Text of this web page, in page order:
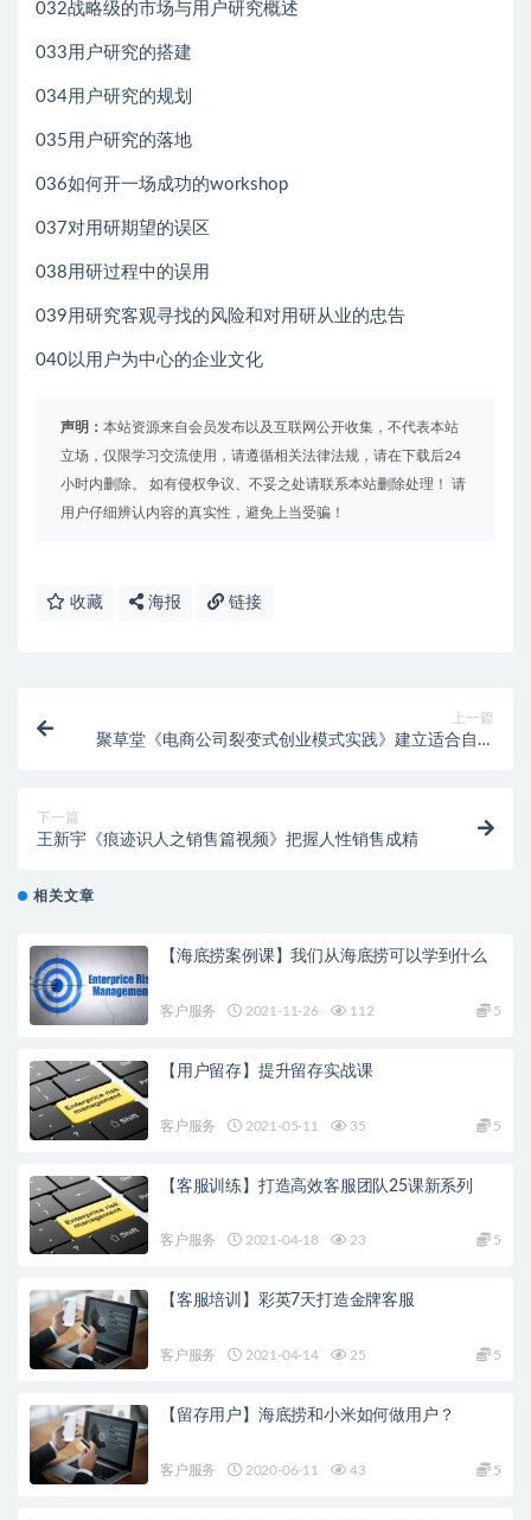
032战略级的市场与用户研究概述
033用户研究的搭建
034用户研究的规划
035用户研究的落地
036如何开一场成功的workshop
037对用研期望的误区
038用研过程中的误用
039用研究客观寻找的风险和对用研从业的忠告
040以用户为中心的企业文化
声明： 本站资源来自会员发布以及互联网公开收集，不代表本站
立场，仅限学习交流使用，请遵循相关法律法规，请在下载后24
小时内删除。 如有侵权争议、不妥之处请联系本站删除处理！ 请
用户仔细辨认内容的真实性，避免上当受骗！
收藏 海报 链接
上一篇
聚草堂《电商公司裂变式创业模式实践》建立适合自己
下一篇
王新宇《痕迹识人之销售篇视频》把握人性销售成精
相关文章
【海底捞案例课】我们从海底捞可以学到什么
客户服务 2021-11-26 112 5
【用户留存】提升留存实战课
客户服务 2021-05-11 35 5
【客服训练】打造高效客服团队25课新系列
客户服务 2021-04-18 23 5
【客服培训】彩英7天打造金牌客服
客户服务 2021-04-14 25 5
【留存用户】海底捞和小米如何做用户？
客户服务 2020-06-11 43 5